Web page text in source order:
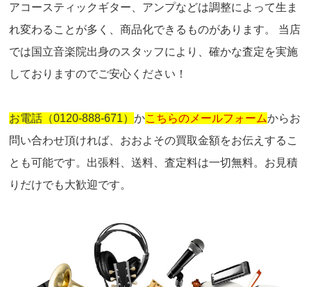
アコースティックギター、アンプなどは調整によって生ま
れ変わることが多く、商品化できるものがあります。 当店
では国立音楽院出身のスタッフにより、確かな査定を実施
しておりますのでご安心ください！
お電話（0120-888-671）かこちらのメールフォームからお
問い合わせ頂ければ、おおよその買取金額をお伝えするこ
とも可能です。出張料、送料、査定料は一切無料。お見積
りだけでも大歓迎です。